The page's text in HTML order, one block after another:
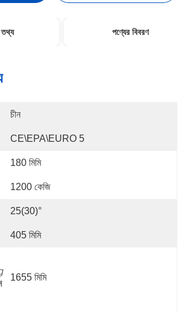
তথ্য পণ্যের বিবরণ
চীন
CE\EPA\EURO 5
180 মিমি
1200 কেজি
25(30)°
405 মিমি
1655 মিমি